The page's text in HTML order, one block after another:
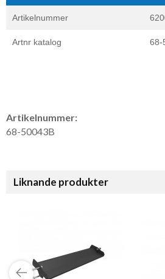
Artikelnummer
Artnr katalog 68-
Artikelnummer:
68-50043B
Liknande produkter